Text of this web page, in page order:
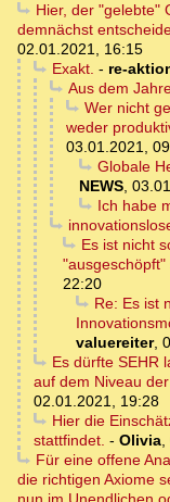
Hier, der "gelebte"
demnächst
02.01.2021, 16:15
Exakt. - re-
Aus dem
Wer nicht
weder
03.01.2021,
Globale
NEWS,
Ich habe
Es ist nicht
"ausgeschöpft"
22:20
Re: Es ist
valuereiter,
Es dürfte SEHR
auf dem Niveau
02.01.2021, 19:28
Hier die
stattfindet. - Olivia,
Für eine offene
die richtigen Axiome